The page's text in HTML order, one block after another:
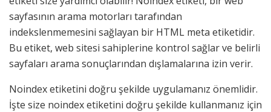
sayfasının arama motorları tarafından
indekslenmemesini sağlayan bir HTML meta etiketidir.
Bu etiket, web sitesi sahiplerine kontrol sağlar ve belirli
sayfaları arama sonuçlarından dışlamalarına izin verir.
Noindex etiketini doğru şekilde uygulamanız önemlidir.
İşte size noindex etiketini doğru şekilde kullanmanız için